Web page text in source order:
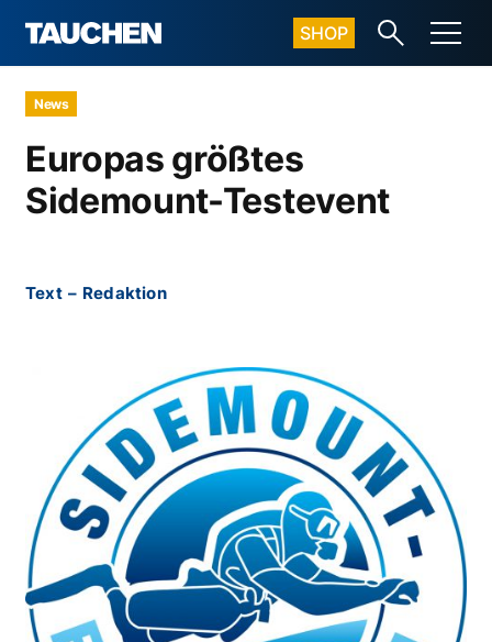
SHOP
News
Europas größtes
Sidemount-Testevent
Text – Redaktion